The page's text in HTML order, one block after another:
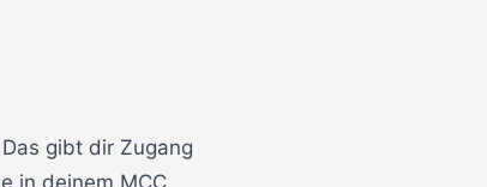
gibt dir Zugang